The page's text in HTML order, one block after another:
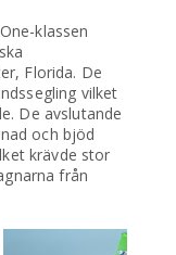
klassen
Florida. De
vilket
De avslutande
och bjöd
krävde stor
från